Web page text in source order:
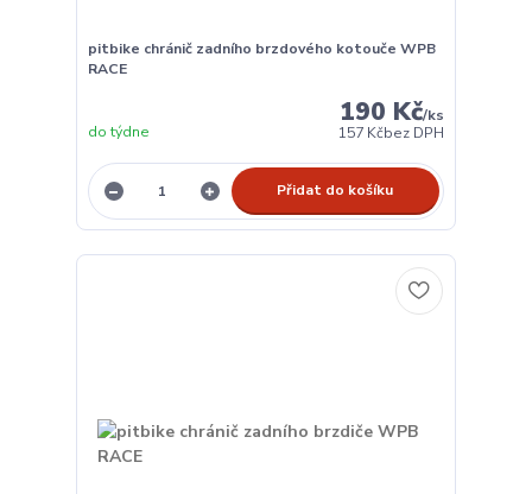
pitbike chránič zadního brzdového kotouče WPB
RACE
190 Kč/ks
157 Kčbez DPH
do týdne
Přidat do košíku